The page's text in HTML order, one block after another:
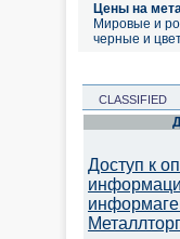
Цены на
Мировые и
черные и
CLASSIFIED
Доступ к